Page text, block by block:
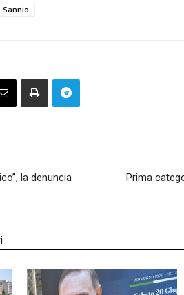
Sannio
la denuncia
Prima